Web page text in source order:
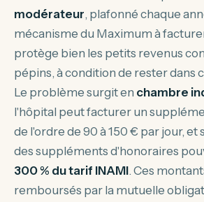
modérateur, plafonné chaque
mécanisme du Maximum à
protège bien les petits revenus
pépins, à condition de rester dans
Le problème surgit en chambre
l'hôpital peut facturer un
de l'ordre de 90 à 150 € par jour,
des suppléments d'honoraires
300 % du tarif INAMI. Ces
remboursés par la mutuelle